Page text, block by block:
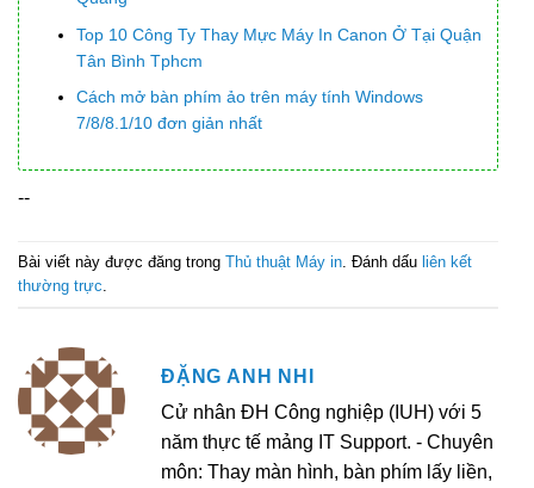
Top 10 Công Ty Thay Mực Máy In Canon Ở Tại Quận
Tân Bình Tphcm
Cách mở bàn phím ảo trên máy tính Windows
7/8/8.1/10 đơn giản nhất
--
Bài viết này được đăng trong Thủ thuật Máy in . Đánh dấu liên kết
thường trực
ĐẶNG ANH NHI
Cử nhân ĐH Công nghiệp (IUH) với 5
năm thực tế mảng IT Support. - Chuyên
môn: Thay màn hình, bàn phím lấy liền,